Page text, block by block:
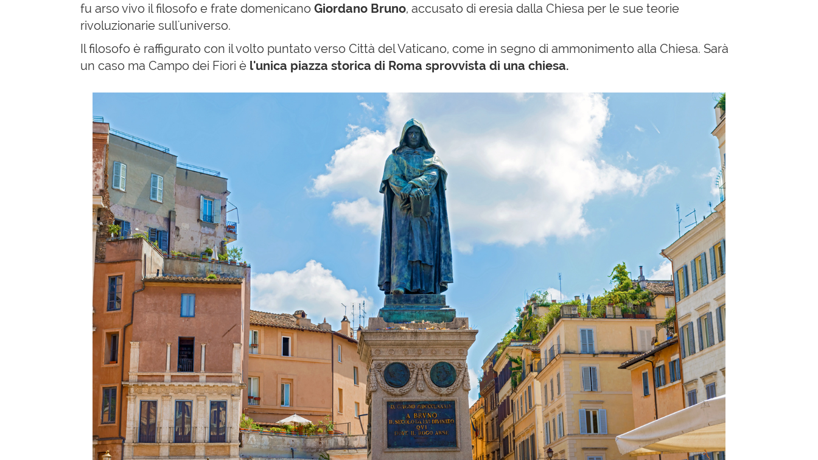
fu arso vivo il filosofo e frate domenicano Giordano Bruno, accusato di eresia dalla Chiesa per le sue teorie
rivoluzionarie sull'universo.
Il filosofo è raffigurato con il volto puntato verso Città del Vaticano, come in segno di ammonimento alla Chiesa. Sarà
un caso ma Campo dei Fiori è l'unica piazza storica di Roma sprovvista di una chiesa.